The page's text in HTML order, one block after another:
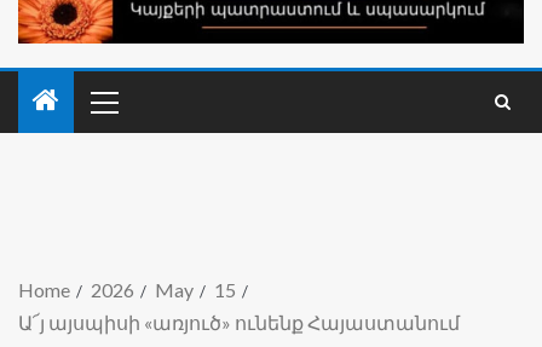
Home 2026 May
15
Ա՜յ այսպիսի «առյուծ» ունենք Հայաստանում